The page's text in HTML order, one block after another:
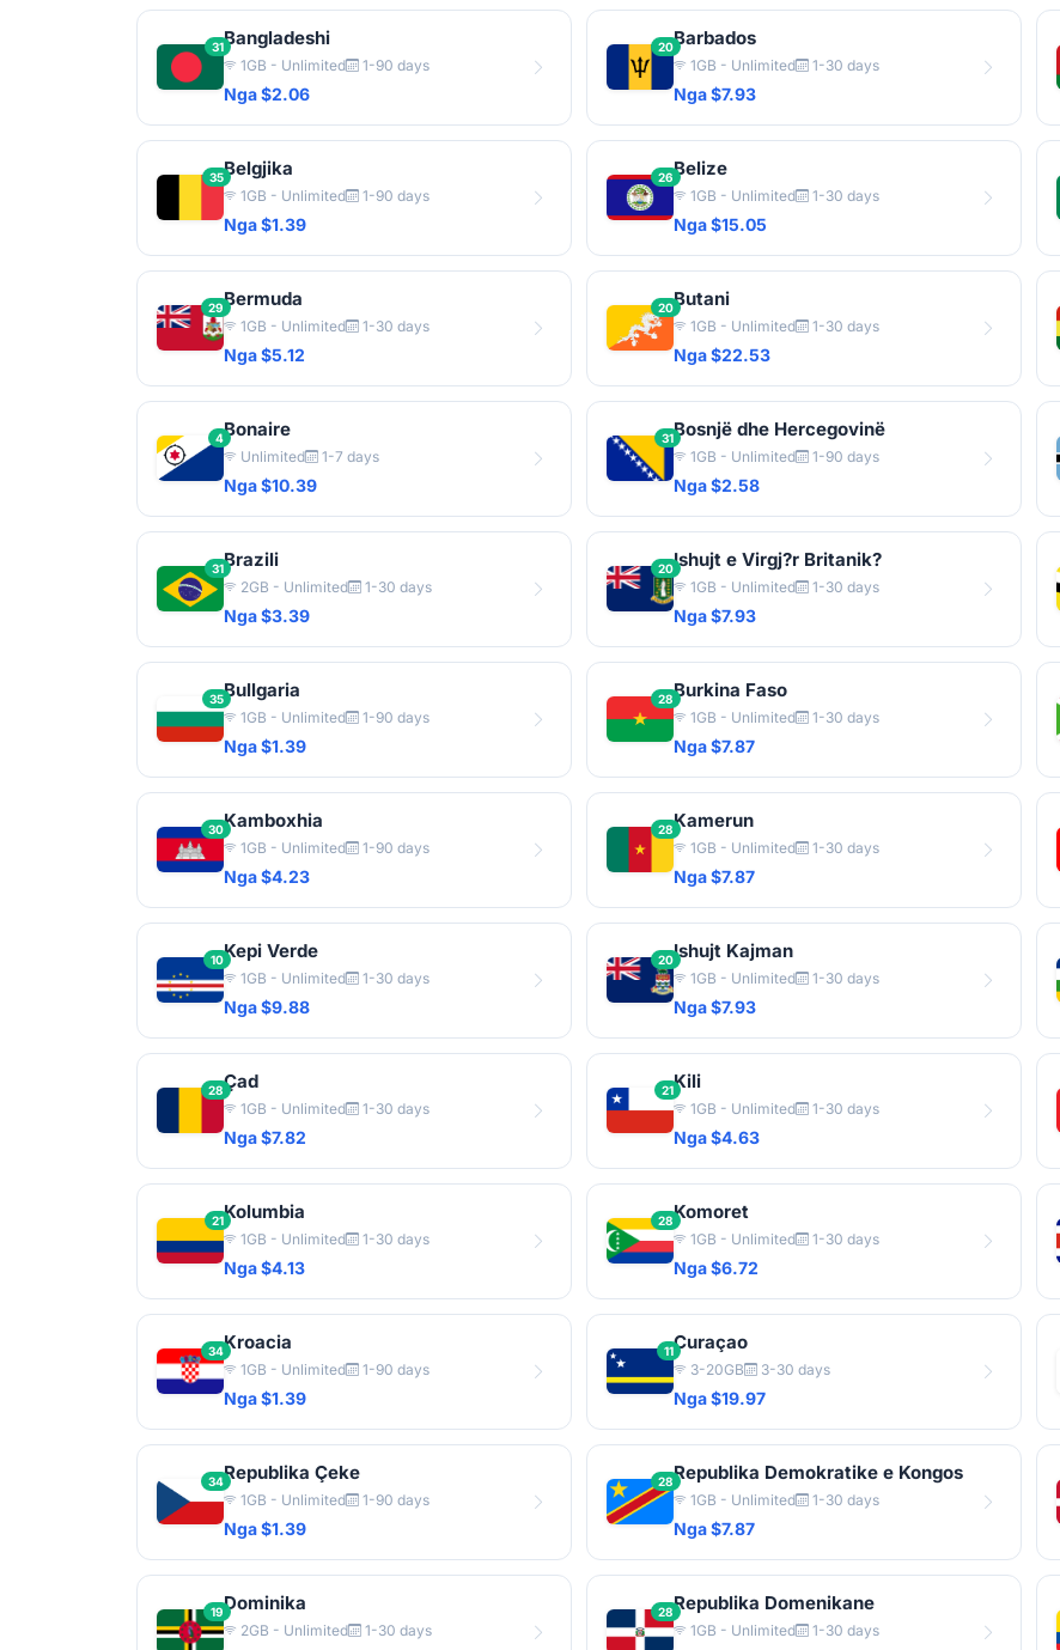
31Bangladeshi
1GB - Unlimited 1-90 days
Nga $2.06
20Barbados
1GB - Unlimited 1-30 days
Nga $7.93
35Belgjika
1GB - Unlimited 1-90 days
Nga $1.39
26Belize
1GB - Unlimited 1-30 days
Nga $15.05
29Bermuda
1GB - Unlimited 1-30 days
Nga $5.12
20Butani
1GB - Unlimited 1-30 days
Nga $22.53
4Bonaire
Unlimited 1-7 days
Nga $10.39
31Bosnjë dhe Hercegovinë
1GB - Unlimited 1-90 days
Nga $2.58
31Brazili
2GB - Unlimited 1-30 days
Nga $3.39
20Ishujt e Virgj?r Britanik?
1GB - Unlimited 1-30 days
Nga $7.93
35Bullgaria
1GB - Unlimited 1-90 days
Nga $1.39
28Burkina Faso
1GB - Unlimited 1-30 days
Nga $7.87
30Kamboxhia
1GB - Unlimited 1-90 days
Nga $4.23
28Kamerun
1GB - Unlimited 1-30 days
Nga $7.87
10Kepi Verde
1GB - Unlimited 1-30 days
Nga $9.88
20Ishujt Kajman
1GB - Unlimited 1-30 days
Nga $7.93
28Çad
1GB - Unlimited 1-30 days
Nga $7.82
21Kili
1GB - Unlimited 1-30 days
Nga $4.63
21Kolumbia
1GB - Unlimited 1-30 days
Nga $4.13
28Komoret
1GB - Unlimited 1-30 days
Nga $6.72
34Kroacia
1GB - Unlimited 1-90 days
Nga $1.39
11Curaçao
3-20GB 3-30 days
Nga $19.97
34Republika Çeke
1GB - Unlimited 1-90 days
Nga $1.39
28Republika Demokratike e Kongos
1GB - Unlimited 1-30 days
Nga $7.87
19Dominika
2GB - Unlimited 1-30 days
28Republika Domenikane
1GB - Unlimited 1-30 days